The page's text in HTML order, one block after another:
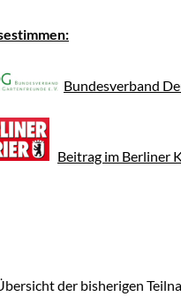
Bundesverband
Beitrag im Berliner
der bisherigen